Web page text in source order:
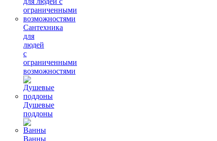
Сантехника
для
людей
с
ограниченными
возможностями
Душевые
поддоны
Ванны